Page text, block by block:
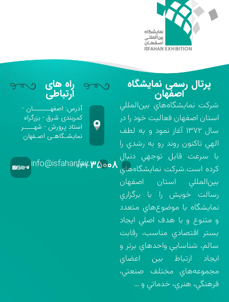
پرتال رسمی نمایشگاه
اصفهان
شركت نمايشگاه‌هاي بين‌المللي
استان اصفهان فعاليت خود را در
سال ۱۳۷۲ آغاز نمود و به لطف
الهي تاكنون روند رو به رشدي را
با سرعت قابل توجهي دنبال
كرده است.شركت نمايشگاه‌هاي
بين‌المللي استان اصفهان
رسالت خويش را با برگزاري
نمايشگاه با موضوع‌هاي متعدد
و متنوع و با هدف اصلي ايجاد
بستر اقتصادي مناسب، رقابت
سالم، شناسايي واحدهاي برتر و
ايجاد ارتباط بين اعضاي
مجموعه‌هاي مختلف صنعتي،
فرهنگي، هنري، خدماتي و …
راه های
ارتباطی
آدرس: اصفهـــــــان -
کمربندی شرق - بزرگراه
استاد پرورش - شهــــر
نمایشـگاهـی اصـفهان
۰۳۱-۳۵۰۰۸info@isfahanfair.ir